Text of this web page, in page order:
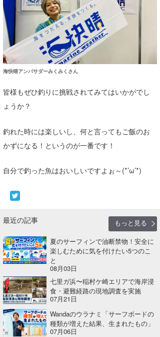
海快晴アンバサダーみくみくさん
皆様もぜひ釣りに挑戦されてみてはいかがでし
ょうか？
釣れた時には楽しいし、何と言ってもご飯のお
かずになる！というのが一番です！
自分で釣った魚はおいしいですよぉ～(*’ω’*)
最近の記事
もっと見る
夏のサーフィンで油断禁物！安全に
楽しむために気を付けたい5つのこ
と
08月03日
七里ガ浜〜稲村ケ崎エリアで海岸浸
食・避難経路の現地調査を実施
07月21日
Wandaのウラナミ「サーフボードの
種類が増えた結果、生まれたもの」
07月06日